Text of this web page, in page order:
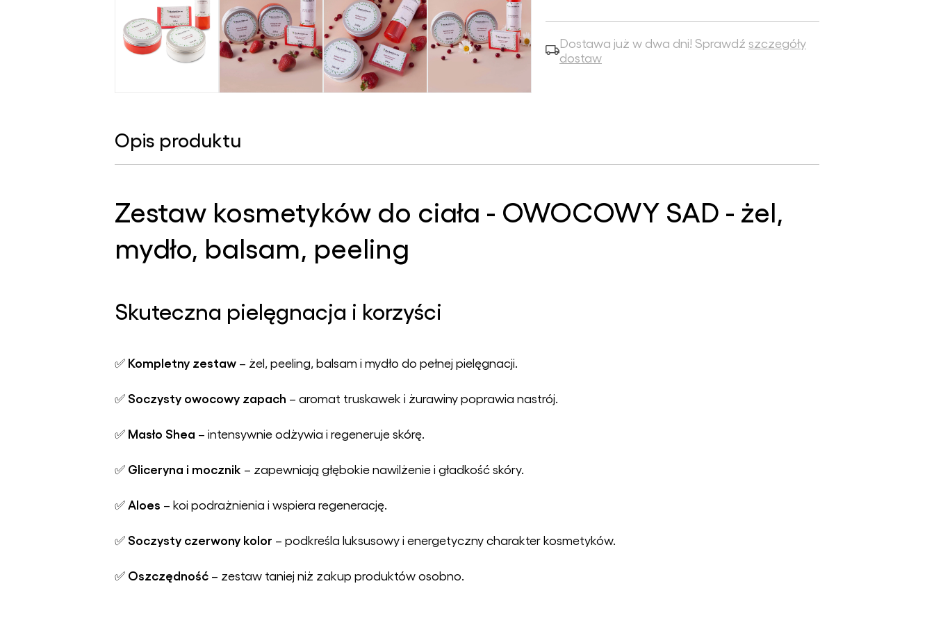
Dostawa już w dwa dni! Sprawdź szczegóły
dostaw
Opis produktu
Zestaw kosmetyków do ciała - OWOCOWY SAD - żel,
mydło, balsam, peeling
Skuteczna pielęgnacja i korzyści
✅ Kompletny zestaw – żel, peeling, balsam i mydło do pełnej pielęgnacji.
✅ Soczysty owocowy zapach – aromat truskawek i żurawiny poprawia nastrój.
✅ Masło Shea – intensywnie odżywia i regeneruje skórę.
✅ Gliceryna i mocznik – zapewniają głębokie nawilżenie i gładkość skóry.
✅ Aloes – koi podrażnienia i wspiera regenerację.
✅ Soczysty czerwony kolor – podkreśla luksusowy i energetyczny charakter kosmetyków.
✅ Oszczędność – zestaw taniej niż zakup produktów osobno.